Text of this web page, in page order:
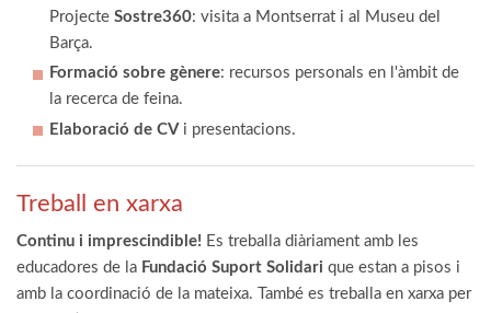
Projecte Sostre360: visita a Montserrat i al Museu del
Barça.
Formació sobre gènere: recursos personals en l'àmbit de
la recerca de feina.
Elaboració de CV i presentacions.
Treball en xarxa
Continu i imprescindible! Es treballa diàriament amb les
educadores de la Fundació Suport Solidari que estan a pisos i
amb la coordinació de la mateixa. També es treballa en xarxa per